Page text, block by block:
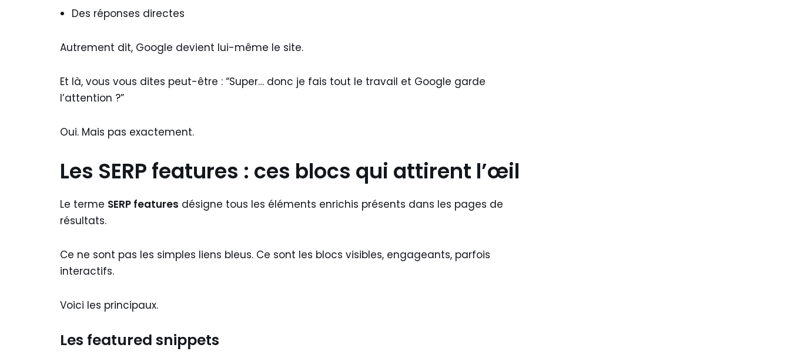
Des réponses directes
Autrement dit, Google devient lui-même le site.
Et là, vous vous dites peut-être : “Super… donc je fais tout le travail et Google garde
l’attention ?”
Oui. Mais pas exactement.
Les SERP features : ces blocs qui attirent l’œil
Le terme SERP features désigne tous les éléments enrichis présents dans les pages de
résultats.
Ce ne sont pas les simples liens bleus. Ce sont les blocs visibles, engageants, parfois
interactifs.
Voici les principaux.
Les featured snippets